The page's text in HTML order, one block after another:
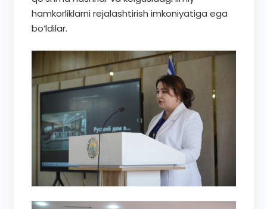
hamkorliklarni rejalashtirish imkoniyatiga ega
bo‘ldilar.